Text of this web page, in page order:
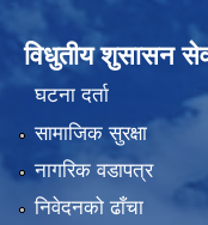
विधुतीय शुसासन
घटना दर्ता
सामाजिक सुरक्षा
नागरिक वडापत्र
निवेदनको ढाँचा